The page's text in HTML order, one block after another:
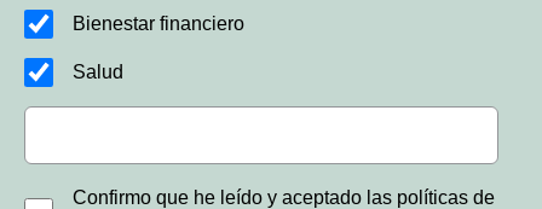
Bienestar financiero
Salud
Confirmo que he leído y aceptado las políticas de